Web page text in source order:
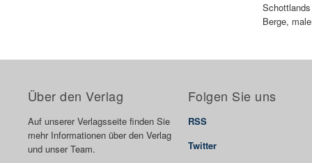
Berge,
Über den Verlag
Auf unserer Verlagsseite finden Sie
mehr Informationen über den Verlag
und unser Team.
Folgen Sie uns
RSS
Twitter